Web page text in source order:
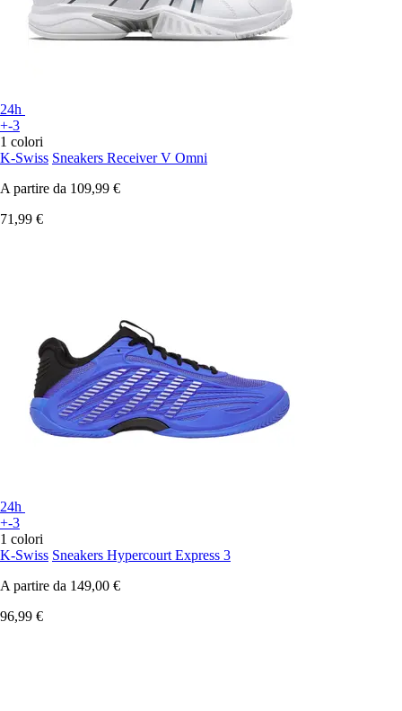
24h
+-3
1 colori
K-Swiss Sneakers Receiver V Omni
A partire da 109,99 €
71,99 €
24h
+-3
1 colori
K-Swiss Sneakers Hypercourt Express 3
A partire da 149,00 €
96,99 €